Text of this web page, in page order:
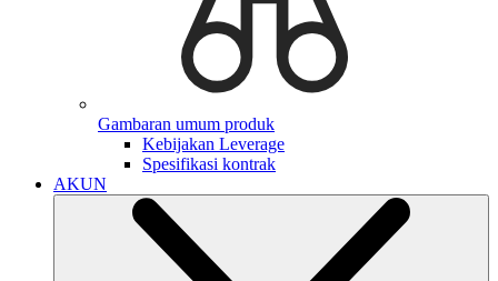
Gambaran umum produk
Kebijakan Leverage
Spesifikasi kontrak
AKUN